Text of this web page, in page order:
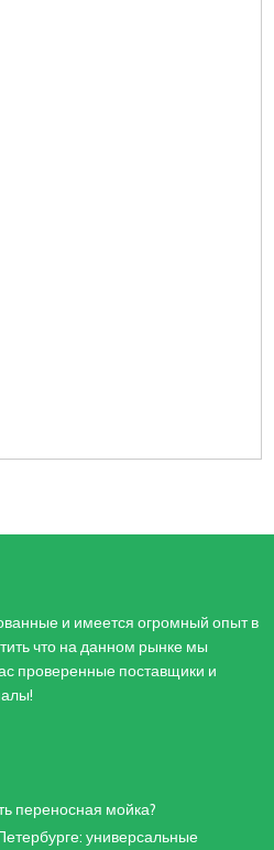
и имеется огромный опыт в
что на данном рынке мы
проверенные поставщики и
переносная мойка?
универсальные